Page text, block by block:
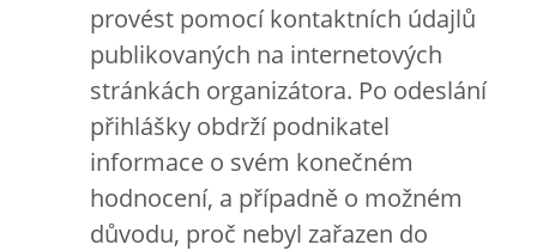
provést pomocí kontaktních údajlů
publikovaných na internetových
stránkách organizátora. Po odeslání
přihlášky obdrží podnikatel
informace o svém konečném
hodnocení, a případně o možném
důvodu, proč nebyl zařazen do